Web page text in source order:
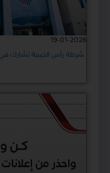
19-01-2026
شرطة رأس الخيمة تشارك في